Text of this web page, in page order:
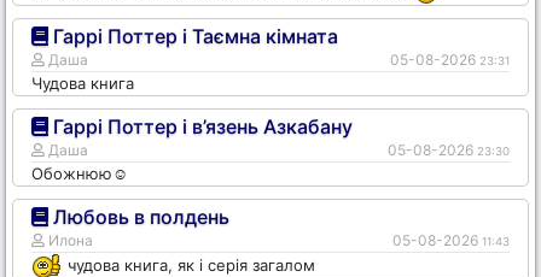
Гаррі Поттер і Таємна кімната
Даша 05-08-2026 23:31
Чудова книга
Гаррі Поттер і в’язень Азкабану
Даша 05-08-2026 23:30
Обожнюю☺️
Любовь в полдень
Илона 05-08-2026 11:43
чудова книга, як і серія загалом